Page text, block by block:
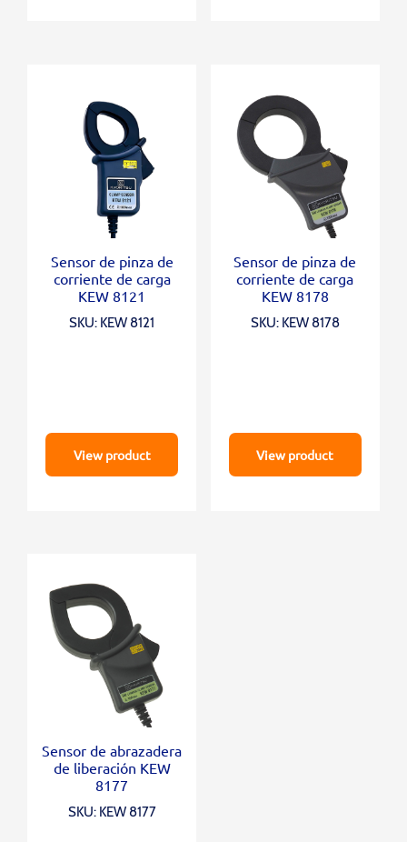
Sensor de pinza de
corriente de carga
KEW 8121
SKU: KEW 8121
View product
Sensor de pinza de
corriente de carga
KEW 8178
SKU: KEW 8178
View product
Sensor de abrazadera
de liberación KEW
8177
SKU: KEW 8177